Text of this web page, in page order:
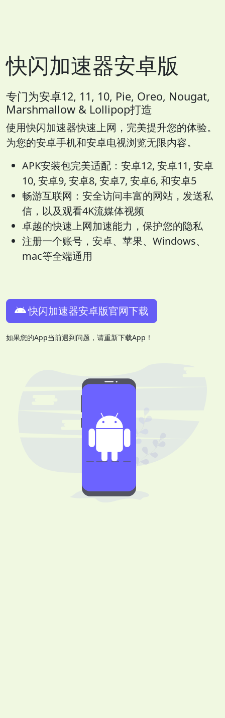
快闪加速器安卓版
专门为安卓12, 11, 10, Pie, Oreo, Nougat,
Marshmallow & Lollipop打造
使用快闪加速器快速上网，完美提升您的体验。
为您的安卓手机和安卓电视浏览无限内容。
APK安装包完美适配：安卓12, 安卓11, 安卓
10, 安卓9, 安卓8, 安卓7, 安卓6, 和安卓5
畅游互联网：安全访问丰富的网站，发送私
信，以及观看4K流媒体视频
卓越的快速上网加速能力，保护您的隐私
注册一个账号，安卓、苹果、Windows、
mac等全端通用
快闪加速器安卓版官网下载
如果您的App当前遇到问题，请重新下载App！